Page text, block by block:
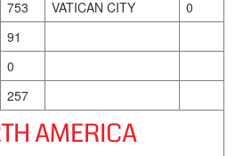
753 VATICAN CITY
0
91
0
257
AMERICA